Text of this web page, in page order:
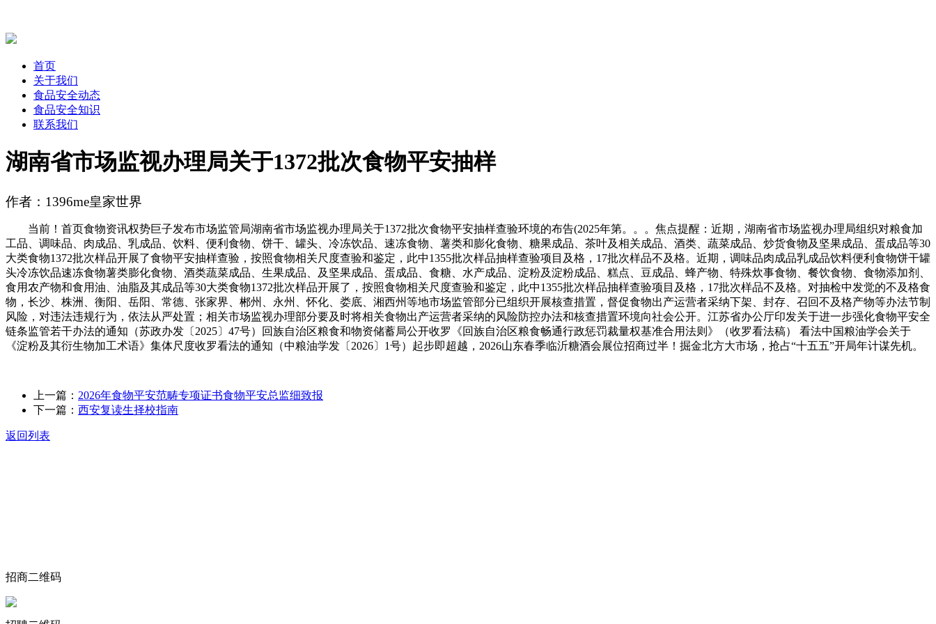
首页
关于我们
食品安全动态
食品安全知识
联系我们
湖南省市场监视办理局关于1372批次食物平安抽样
作者：1396me皇家世界
当前！首页食物资讯权势巨子发布市场监管局湖南省市场监视办理局关于1372批次食物平安抽样查验环境的布告(2025年第。。。焦点提醒：近期，湖南省市场监视办理局组织对粮食加
工品、调味品、肉成品、乳成品、饮料、便利食物、饼干、罐头、冷冻饮品、速冻食物、薯类和膨化食物、糖果成品、茶叶及相关成品、酒类、蔬菜成品、炒货食物及坚果成品、蛋成品等30
大类食物1372批次样品开展了食物平安抽样查验，按照食物相关尺度查验和鉴定，此中1355批次样品抽样查验项目及格，17批次样品不及格。近期，调味品肉成品乳成品饮料便利食物饼干罐
头冷冻饮品速冻食物薯类膨化食物、酒类蔬菜成品、生果成品、及坚果成品、蛋成品、食糖、水产成品、淀粉及淀粉成品、糕点、豆成品、蜂产物、特殊炊事食物、餐饮食物、食物添加剂、
食用农产物和食用油、油脂及其成品等30大类食物1372批次样品开展了，按照食物相关尺度查验和鉴定，此中1355批次样品抽样查验项目及格，17批次样品不及格。对抽检中发觉的不及格食
物，长沙、株洲、衡阳、岳阳、常德、张家界、郴州、永州、怀化、娄底、湘西州等地市场监管部分已组织开展核查措置，督促食物出产运营者采纳下架、封存、召回不及格产物等办法节制
风险，对违法违规行为，依法从严处置；相关市场监视办理部分要及时将相关食物出产运营者采纳的风险防控办法和核查措置环境向社会公开。江苏省办公厅印发关于进一步强化食物平安全
链条监管若干办法的通知（苏政办发〔2025〕47号）回族自治区粮食和物资储蓄局公开收罗《回族自治区粮食畅通行政惩罚裁量权基准合用法则》（收罗看法稿） 看法中国粮油学会关于
《淀粉及其衍生物加工术语》集体尺度收罗看法的通知（中粮油学发〔2026〕1号）起步即超越，2026山东春季临沂糖酒会展位招商过半！掘金北方大市场，抢占“十五五”开局年计谋先机。
上一篇： 2026年食物平安范畴专项证书食物平安总监细致报
下一篇： 西安复读生择校指南
返回列表
招商二维码